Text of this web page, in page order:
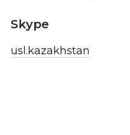
Skype
usl.kazakhstan